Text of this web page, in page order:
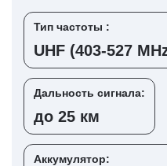
Тип частоты :
UHF (403-527
Дальность сигнала:
до 25 км
Аккумулятор: